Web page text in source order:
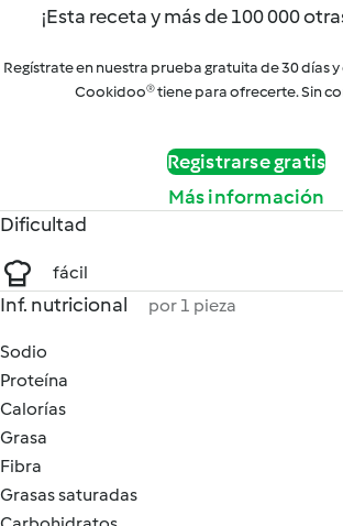
¡Esta receta y más de 100 000
Regístrate en nuestra prueba gratuita de 30 días
Cookidoo® tiene para ofrecerte. Sin
Registrarse gratis
Más información
Dificultad
fácil
Inf. nutricional por 1 pieza
Sodio
Proteína
Calorías
Grasa
Fibra
Grasas saturadas